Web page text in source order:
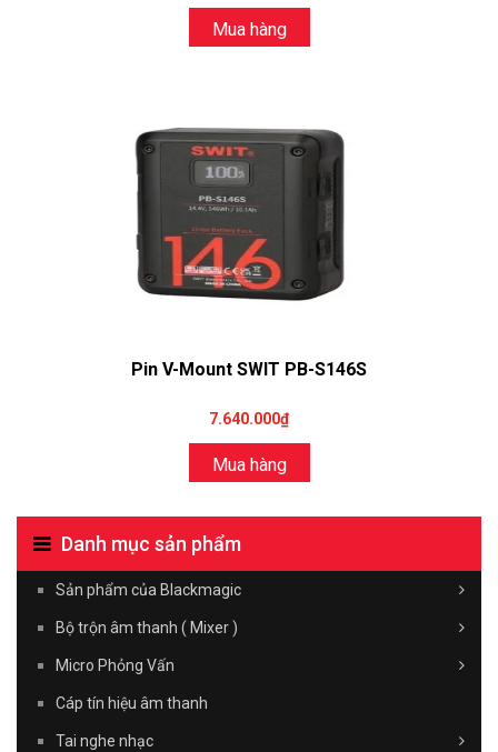
Mua hàng
Pin V-Mount SWIT PB-S146S
7.640.000₫
Mua hàng
Danh mục sản phẩm
Sản phẩm của Blackmagic
Bộ trộn âm thanh ( Mixer )
Micro Phỏng Vấn
Cáp tín hiệu âm thanh
Tai nghe nhạc